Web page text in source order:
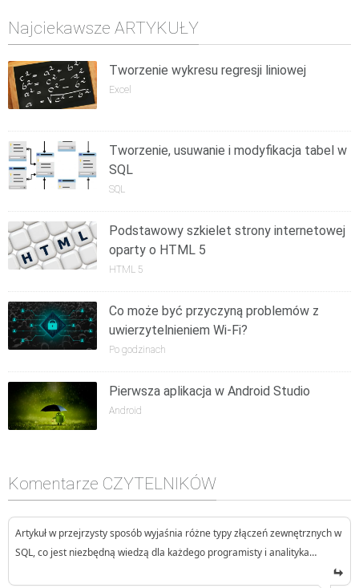
Najciekawsze ARTYKUŁY
Tworzenie wykresu regresji liniowej
Excel
Tworzenie, usuwanie i modyfikacja tabel w
SQL
SQL
Podstawowy szkielet strony internetowej
oparty o HTML 5
HTML 5
Co może być przyczyną problemów z
uwierzytelnieniem Wi-Fi?
Po godzinach
Pierwsza aplikacja w Android Studio
Android
Komentarze CZYTELNIKÓW
Artykuł w przejrzysty sposób wyjaśnia różne typy złączeń zewnętrznych w
SQL, co jest niezbędną wiedzą dla każdego programisty i analityka…